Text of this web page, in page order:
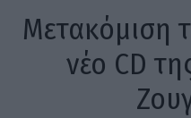
Μετακόμιση
νέο CD